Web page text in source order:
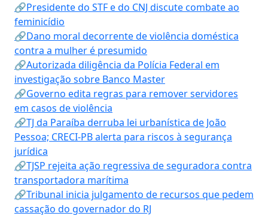
🔗Presidente do STF e do CNJ discute combate ao
feminicídio
🔗Dano moral decorrente de violência doméstica
contra a mulher é presumido
🔗Autorizada diligência da Polícia Federal em
investigação sobre Banco Master
🔗Governo edita regras para remover servidores
em casos de violência
🔗TJ da Paraíba derruba lei urbanística de João
Pessoa; CRECI-PB alerta para riscos à segurança
jurídica
🔗TJSP rejeita ação regressiva de seguradora contra
transportadora marítima
🔗Tribunal inicia julgamento de recursos que pedem
cassação do governador do RJ